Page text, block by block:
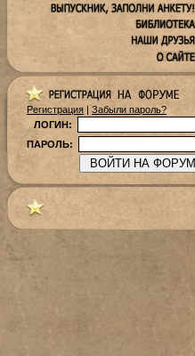
Регистрация | Забыли пароль?
ЛОГИН:
ПАРОЛЬ: